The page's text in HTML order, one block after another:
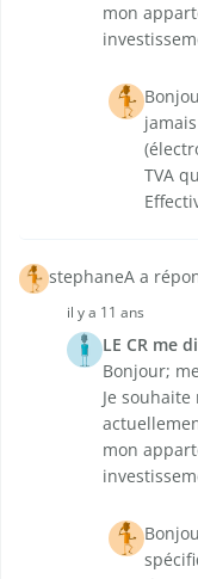
mon
TVA
stephaneA a
il y a 11 ans
LE CR me
Bonjour;
Je
mon